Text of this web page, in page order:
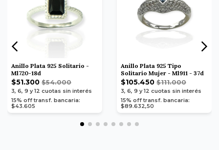
Anillo Plata 925 Solitario -
Ml720-18d
$51.300 $54.000
3, 6, 9 y 12 cuotas sin interés
15% off transf. bancaria:
$43.605
Anillo Plata 925 Tipo
Solitario Mujer - Ml911 - 37d
$105.450 $111.000
3, 6, 9 y 12 cuotas sin interés
15% off transf. bancaria:
$89.632,50